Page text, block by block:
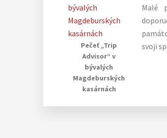
Pečeť „Trip
Advisor“ v
bývalých
Magdeburských
kasárnách
Malé
svoji